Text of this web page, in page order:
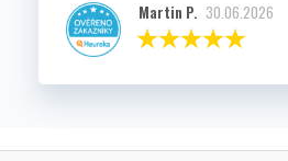
Martin P. 30.06.2026